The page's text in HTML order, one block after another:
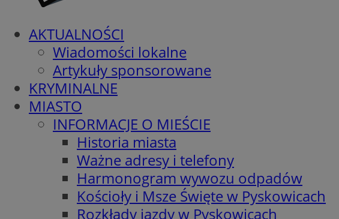
AKTUALNOŚCI
Wiadomości lokalne
Artykuły sponsorowane
KRYMINALNE
MIASTO
INFORMACJE O MIEŚCIE
Historia miasta
Ważne adresy i telefony
Harmonogram wywozu odpadów
Kościoły i Msze Święte w Pyskowicach
Rozkłady jazdy w Pyskowicach